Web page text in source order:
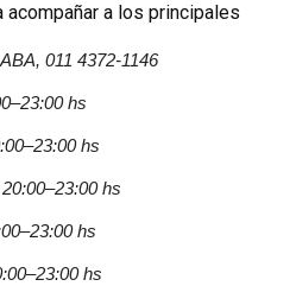
acompañar a los principales
011 4372-1146
hs
hs
hs
hs
hs